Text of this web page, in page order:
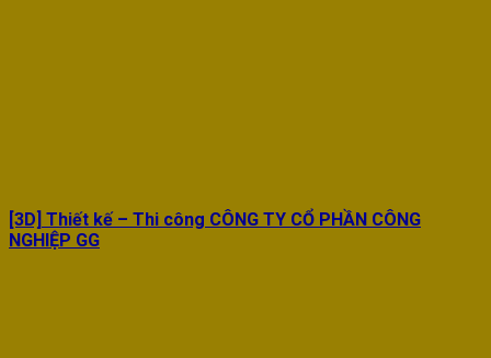
[3D] Thiết kế – Thi công CÔNG TY CỔ PHẦN CÔNG
NGHIỆP GG